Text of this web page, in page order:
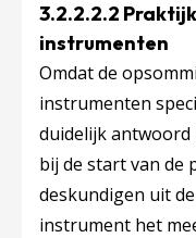
3.2.2.2.2
instrumenten
Omdat de
instrumenten
duidelijk antwoord
bij de start van de
deskundigen uit
instrument het